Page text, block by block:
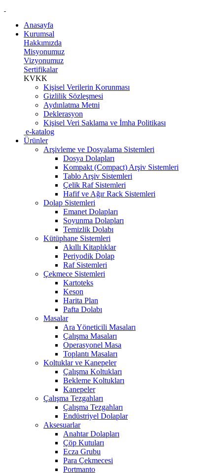
Anasayfa
Kurumsal
Hakkımızda
Misyonumuz
Vizyonumuz
Sertifikalar
KVKK
Kişisel Verilerin Korunması
Gizlilik Sözleşmesi
Aydınlatma Metni
Deklerasyon
Kişisel Veri Saklama ve İmha Politikası
e-katalog
Ürünler
Arşivleme ve Dosyalama Sistemleri
Dosya Dolapları
Kompakt (Compact) Arşiv Sistemleri
Tablo Arşiv Sistemleri
Çelik Raf Sistemleri
Hafif ve Ağır Rack Sistemleri
Dolap Sistemleri
Emanet Dolapları
Soyunma Dolapları
Temizlik Dolabı
Kütüphane Sistemleri
Akıllı Kitaplıklar
Periyodik Dolap
Raf Sistemleri
Çekmece Sistemleri
Kartoteks
Keson
Harita Plan
Pafta Dolabı
Masalar
Ara Yöneticili Masaları
Çalışma Masaları
Operasyonel Masa
Toplantı Masaları
Koltuklar ve Kanepeler
Çalışma Koltukları
Bekleme Koltukları
Kanepeler
Çalışma Tezgahları
Çalışma Tezgahları
Endüstriyel Dolaplar
Aksesuarlar
Anahtar Dolapları
Çöp Kutuları
Ecza Grubu
Para Çekmecesi
Portmanto